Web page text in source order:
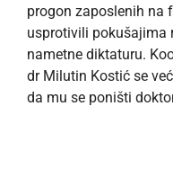
progon zaposlenih na
usprotivili pokušajima
nametne diktaturu.
dr Milutin Kostić se
da mu se poništi